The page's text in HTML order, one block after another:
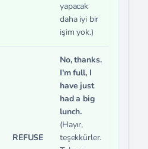
yapacak
daha iyi bir
işim yok.)
REFUSE
No, thanks.
I'm full, I
have just
had a big
lunch.
(Hayır,
teşekkürler.